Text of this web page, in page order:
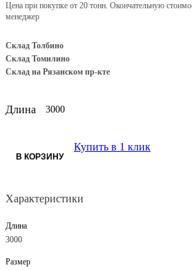
Цена при покупке от 20 тонн. Окончательную
менеджер
Склад Толбино
Склад Томилино
Склад на Рязанском пр-кте
Длина
В КОРЗИНУ
Купить в 1 клик
Характеристики
Длина
3000
Размер